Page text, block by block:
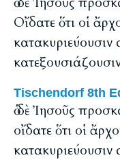
Οἴδατε ὅτι οἱ
κατακυριεύουσιν
Tischendorf 8th
ὁ δὲ Ἰησοῦς
οἴδατε ὅτι οἱ
κατακυριεύουσιν